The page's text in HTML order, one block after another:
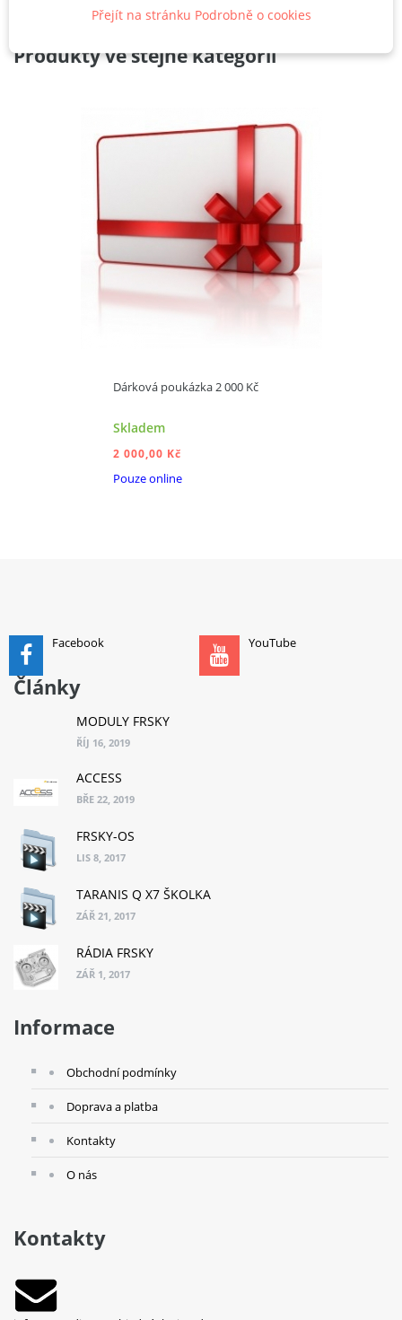
Produkty ve stejné kategorii
Dárková poukázka 2 000 Kč
Skladem
2 000,00 Kč
Pouze online
Facebook YouTube
Články
MODULY FRSKY
ŘÍJ 16, 2019
ACCESS
BŘE 22, 2019
FRSKY-OS
LIS 8, 2017
TARANIS Q X7 ŠKOLKA
ZÁŘ 21, 2017
RÁDIA FRSKY
ZÁŘ 1, 2017
Informace
Obchodní podmínky
Doprava a platba
Kontakty
O nás
Kontakty
Přejít na stránku Podrobně o cookies